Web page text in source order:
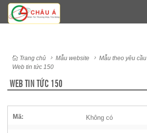
Trang chủ Mẫu website Mẫu theo yêu cầu
Web tin tức 150
WEB TIN TỨC 150
Mã: Không có